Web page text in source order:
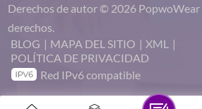
Derechos de autor © 2026 PopwoWear
derechos.
BLOG | MAPA DEL SITIO | XML
|
POLÍTICA DE PRIVACIDAD
Red IPv6 compatible